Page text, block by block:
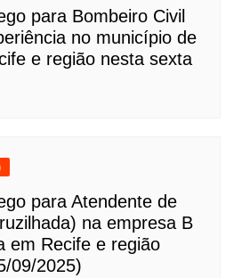
para Bombeiro Civil
no município de
e região nesta sexta
para Atendente de
na empresa B
em Recife e região
09/2025)